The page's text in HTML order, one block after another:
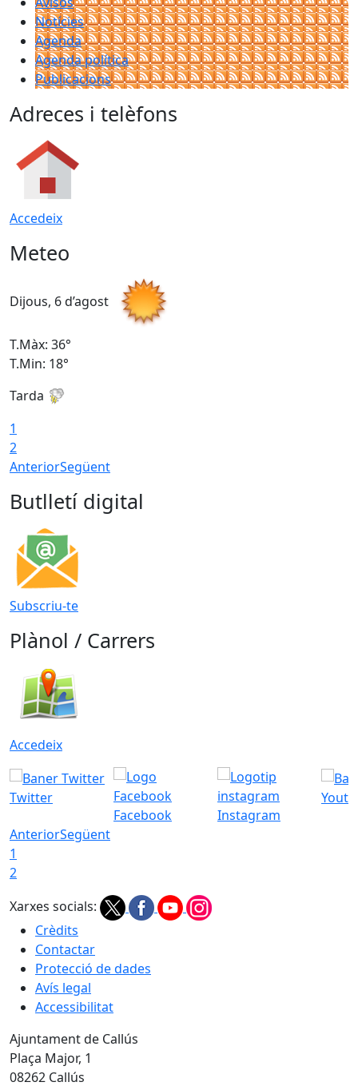
Notícies
Agenda
Agenda política
Publicacions
Adreces i telèfons
Accedeix
Meteo
Dijous, 6 d’agost
T.Màx: 36°
T.Min: 18°
Tarda
1
2
AnteriorSegüent
Butlletí digital
Subscriu-te
Plànol / Carrers
Accedeix
Twitter
Facebook
Instagram
AnteriorSegüent
1
2
Xarxes socials:
Crèdits
Contactar
Protecció de dades
Avís legal
Accessibilitat
Ajuntament de Callús
Plaça Major, 1
08262 Callús